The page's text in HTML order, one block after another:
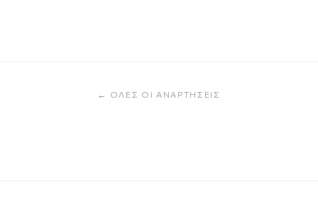
← ΌΛΕΣ ΟΙ ΑΝΑΡΤΉΣΕΙΣ